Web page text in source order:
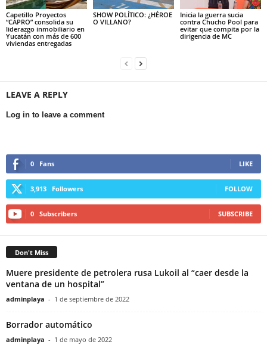
Capetillo Proyectos
“CAPRO” consolida su
liderazgo inmobiliario en
Yucatán con más de 600
viviendas entregadas
SHOW POLÍTICO: ¿HÉROE
O VILLANO?
Inicia la guerra sucia
contra Chucho Pool para
evitar que compita por la
dirigencia de MC
LEAVE A REPLY
Log in to leave a comment
0 Fans LIKE
3,913 Followers FOLLOW
0 Subscribers SUBSCRIBE
Don't Miss
Muere presidente de petrolera rusa Lukoil al “caer desde la
ventana de un hospital”
adminplaya - 1 de septiembre de 2022
Borrador automático
adminplaya - 1 de mayo de 2022